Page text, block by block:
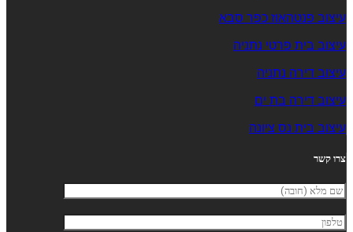
עיצוב פנטהאוז כפר סבא
עיצוב בית פרטי נתניה
עיצוב דירה נתניה
עיצוב דירה בת ים
עיצוב בית נס ציונה
צרו קשר